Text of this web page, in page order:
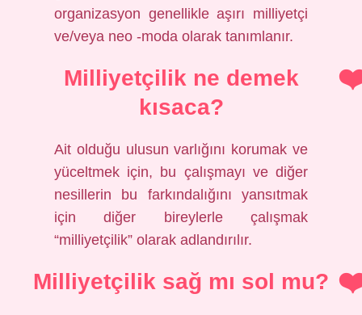
organizasyon genellikle aşırı milliyetçi
ve/veya neo -moda olarak tanımlanır.
Milliyetçilik ne demek
kısaca?
Ait olduğu ulusun varlığını korumak ve
yüceltmek için, bu çalışmayı ve diğer
nesillerin bu farkındalığını yansıtmak
için diğer bireylerle çalışmak
“milliyetçilik” olarak adlandırılır.
Milliyetçilik sağ mı sol mu?